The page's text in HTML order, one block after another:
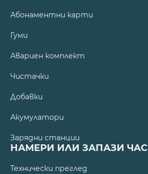
Абонаментни карти
Гуми
Авариен комплект
Чистачки
Добавки
Акумулатори
Зарядни станции
НАМЕРИ ИЛИ ЗАПАЗИ ЧАС
Технически преглед